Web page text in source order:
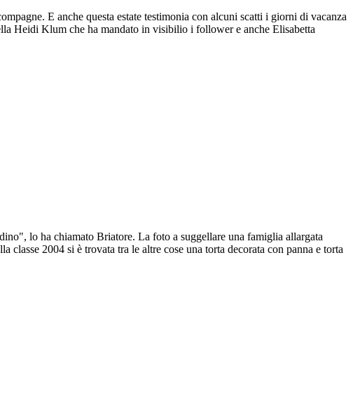
E anche questa estate testimonia con alcuni scatti i giorni di vacanza
Heidi Klum che ha mandato in visibilio i follower e anche Elisabetta
lo ha chiamato Briatore. La foto a suggellare una famiglia allargata
2004 si è trovata tra le altre cose una torta decorata con panna e torta